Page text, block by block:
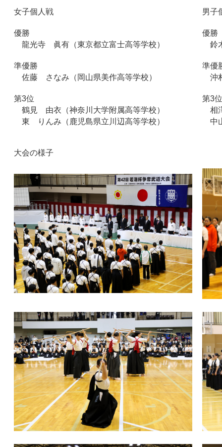
女子個人戦 男子
優勝
龍光寺 眞有（東京都立富士高等学校）
優勝
鈴
準優勝
佐藤 さなみ（岡山県美作高等学校）
準優
沖
第3位
鶴見 由衣（神奈川大学附属高等学校）
東 りんみ（鹿児島県立川辺高等学校）
第3位
相
中
大会の様子